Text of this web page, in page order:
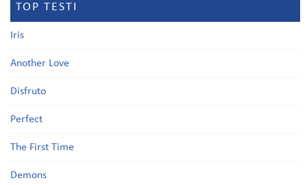
TOP TESTI
Iris
Another Love
Disfruto
Perfect
The First Time
Demons